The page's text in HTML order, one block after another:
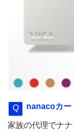
nanacoカー
家族の代理でナ